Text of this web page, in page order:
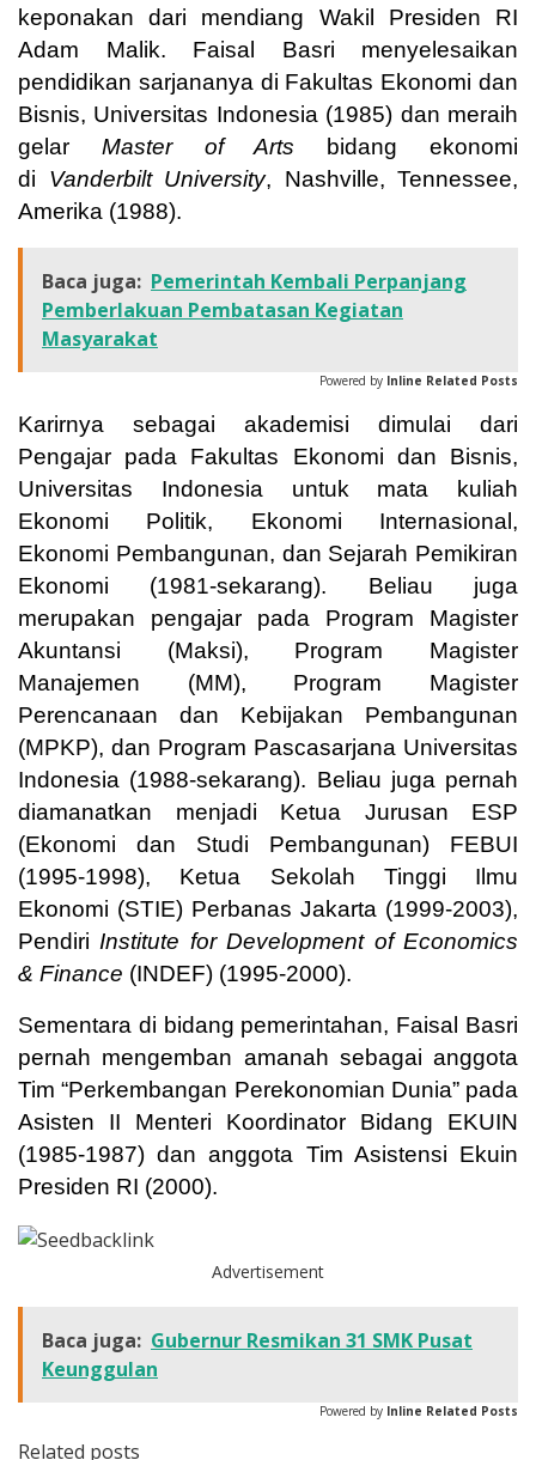
keponakan dari mendiang Wakil Presiden RI
Adam Malik. Faisal Basri menyelesaikan
pendidikan sarjananya di Fakultas Ekonomi dan
Bisnis, Universitas Indonesia (1985) dan meraih
gelar Master of Arts bidang ekonomi
di Vanderbilt University, Nashville, Tennessee,
Amerika (1988).
Baca juga: Pemerintah Kembali Perpanjang
Pemberlakuan Pembatasan Kegiatan
Masyarakat
Powered by Inline Related Posts
Karirnya sebagai akademisi dimulai dari
Pengajar pada Fakultas Ekonomi dan Bisnis,
Universitas Indonesia untuk mata kuliah
Ekonomi Politik, Ekonomi Internasional,
Ekonomi Pembangunan, dan Sejarah Pemikiran
Ekonomi (1981-sekarang). Beliau juga
merupakan pengajar pada Program Magister
Akuntansi (Maksi), Program Magister
Manajemen (MM), Program Magister
Perencanaan dan Kebijakan Pembangunan
(MPKP), dan Program Pascasarjana Universitas
Indonesia (1988-sekarang). Beliau juga pernah
diamanatkan menjadi Ketua Jurusan ESP
(Ekonomi dan Studi Pembangunan) FEBUI
(1995-1998), Ketua Sekolah Tinggi Ilmu
Ekonomi (STIE) Perbanas Jakarta (1999-2003),
Pendiri Institute for Development of Economics
& Finance (INDEF) (1995-2000).
Sementara di bidang pemerintahan, Faisal Basri
pernah mengemban amanah sebagai anggota
Tim “Perkembangan Perekonomian Dunia” pada
Asisten II Menteri Koordinator Bidang EKUIN
(1985-1987) dan anggota Tim Asistensi Ekuin
Presiden RI (2000).
Advertisement
Baca juga: Gubernur Resmikan 31 SMK Pusat
Keunggulan
Powered by Inline Related Posts
Related posts